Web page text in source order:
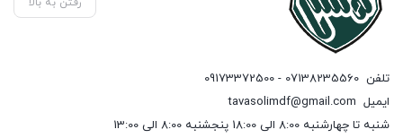
تلفن 07138235560 - 09173372500
ایمیل tavasolimdf@gmail.com
شنبه تا چهارشنبه 8:00 الی 18:00 پنجشنبه 8:00 الی 13:00